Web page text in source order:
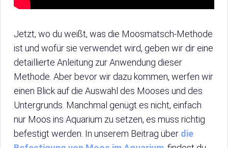
Jetzt, wo du weißt, was die Moosmatsch-Methode
ist und wofür sie verwendet wird, geben wir dir eine
detaillierte Anleitung zur Anwendung dieser
Methode. Aber bevor wir dazu kommen, werfen wir
einen Blick auf die Auswahl des Mooses und des
Untergrunds. Manchmal genügt es nicht, einfach
nur Moos ins Aquarium zu setzen, es muss richtig
befestigt werden. In unserem Beitrag über die